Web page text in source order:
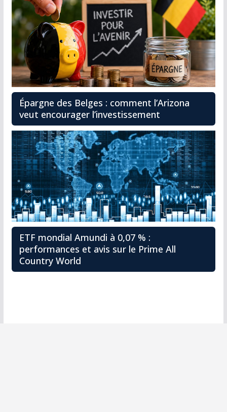
Épargne des Belges : comment l’Arizona
veut encourager l’investissement
ETF mondial Amundi à 0,07 % :
performances et avis sur le Prime All
Country World